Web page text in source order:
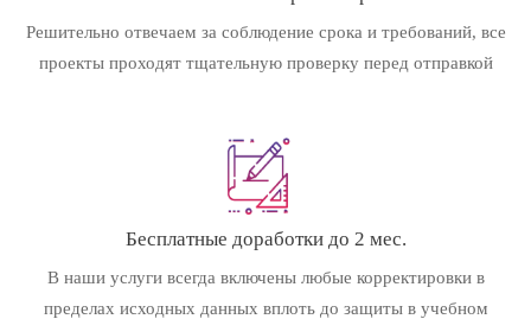
Решительно отвечаем за соблюдение срока и требований, все
проекты проходят тщательную проверку перед отправкой
Бесплатные доработки до 2 мес.
В наши услуги всегда включены любые корректировки в
пределах исходных данных вплоть до защиты в учебном